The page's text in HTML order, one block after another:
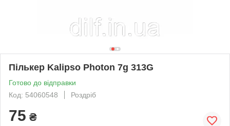
Пількер Kalipso Photon 7g 313G
Готово до відправки
Код: 54060548
Роздріб
75 ₴